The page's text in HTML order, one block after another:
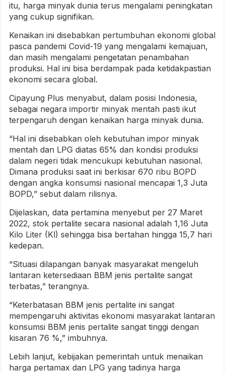
itu, harga minyak dunia terus mengalami peningkatan
yang cukup signifikan.
Kenaikan ini disebabkan pertumbuhan ekonomi global
pasca pandemi Covid-19 yang mengalami kemajuan,
dan masih mengalami pengetatan penambahan
produksi. Hal ini bisa berdampak pada ketidakpastian
ekonomi secara global.
Cipayung Plus menyabut, dalam posisi Indonesia,
sebagai negara importir minyak mentah pasti ikut
terpengaruh dengan kenaikan harga minyak dunia.
“Hal ini disebabkan oleh kebutuhan impor minyak
mentah dan LPG diatas 65% dan kondisi produksi
dalam negeri tidak mencukupi kebutuhan nasional.
Dimana produksi saat ini berkisar 670 ribu BOPD
dengan angka konsumsi nasional mencapai 1,3 Juta
BOPD,” sebut dalam rilisnya.
Dijelaskan, data pertamina menyebut per 27 Maret
2022, stok pertalite secara nasional adalah 1,16 Juta
Kilo Liter (Kl) sehingga bisa bertahan hingga 15,7 hari
kedepan.
“Situasi dilapangan banyak masyarakat mengeluh
lantaran ketersediaan BBM jenis pertalite sangat
terbatas,” terangnya.
“Keterbatasan BBM jenis pertalite ini sangat
mempengaruhi aktivitas ekonomi masyarakat lantaran
konsumsi BBM jenis pertalite sangat tinggi dengan
kisaran 76 %,” imbuhnya.
Lebih lanjut, kebijakan pemerintah untuk menaikan
harga pertamax dan LPG yang tadinya harga